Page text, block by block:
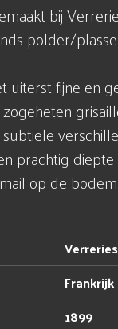
bij
polder/
uiterst fijne en
prachtig
op de
Frankrijk
1899